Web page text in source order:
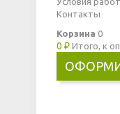
Контакты
Корзина 0
0 ₽ Итого, к